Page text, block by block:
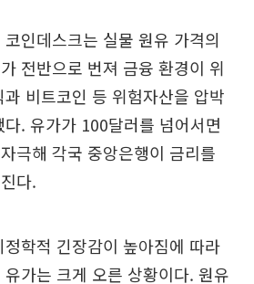
인데스크는 실물 원유 가격의
전반으로 번져 금융 환경이 위
비트코인 등 위험자산을 압박
. 유가가 100달러를 넘어서면
극해 각국 중앙은행이 금리를
다.
학적 긴장감이 높아짐에 따라
가는 크게 오른 상황이다. 원유